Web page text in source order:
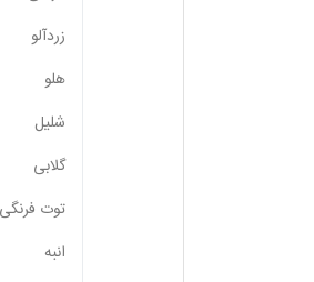
زردآلو
هلو
شلیل
گلابی
توت فرنگی
انبه